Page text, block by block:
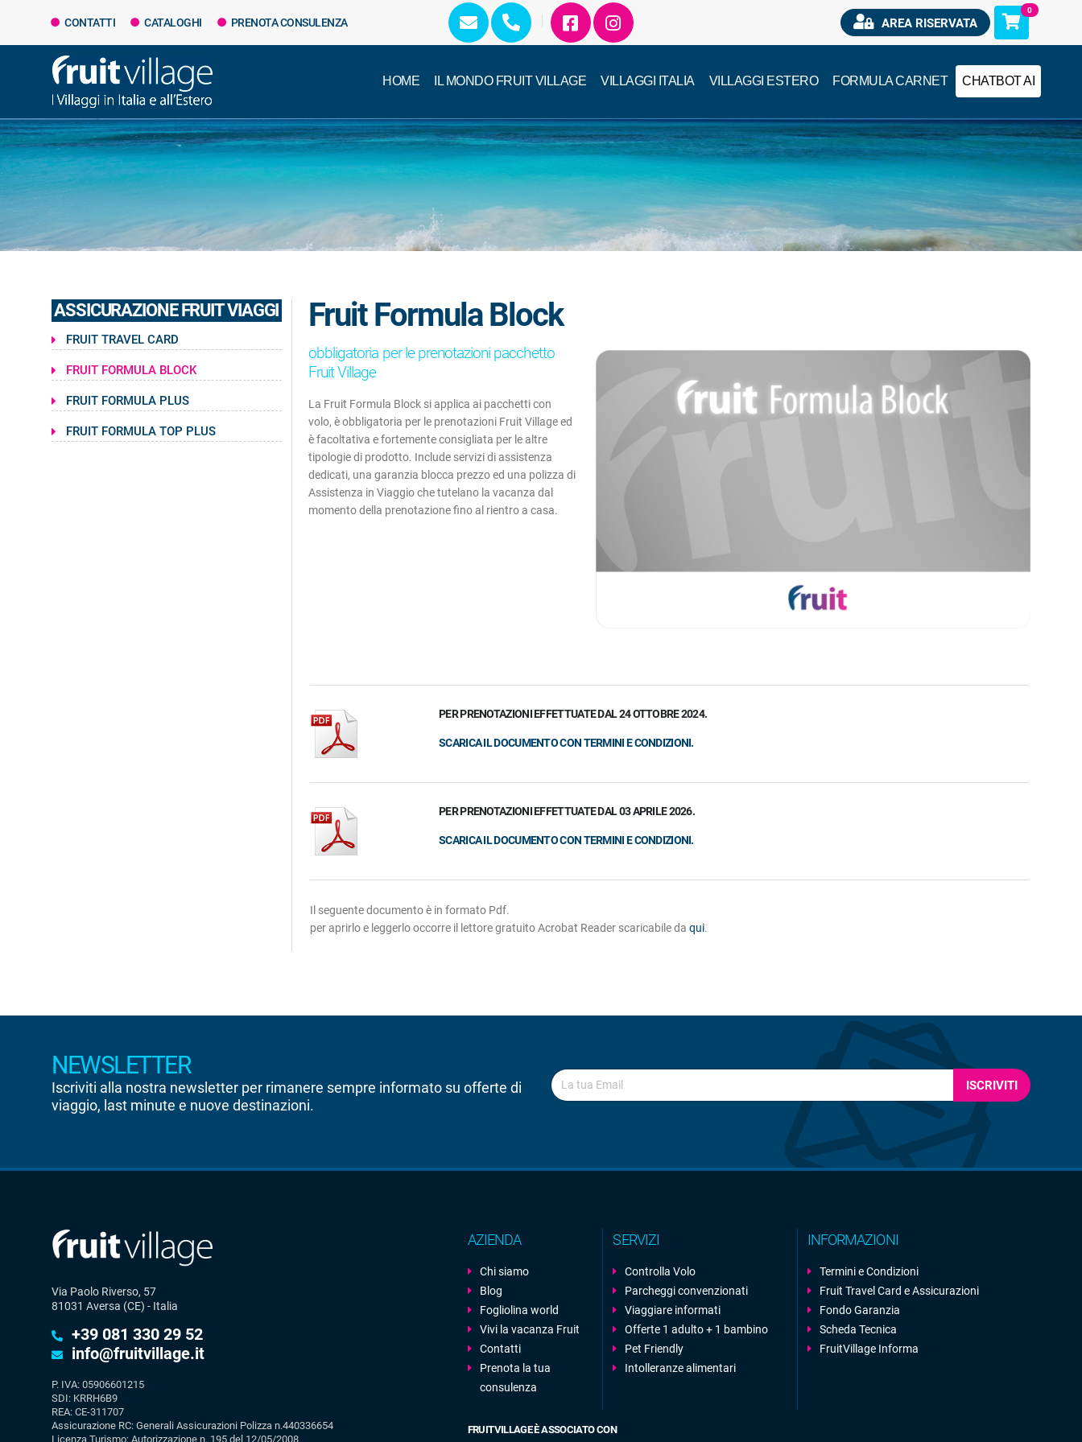
CONTATTI CATALOGHI PRENOTA CONSULENZA AREA RISERVATA
0
HOME IL MONDO FRUIT VILLAGE VILLAGGI ITALIA VILLAGGI ESTERO FORMULA CARNET CHATBOT AI
ASSICURAZIONE FRUIT VIAGGI
FRUIT TRAVEL CARD
FRUIT FORMULA BLOCK
FRUIT FORMULA PLUS
FRUIT FORMULA TOP PLUS
Fruit Formula Block
obbligatoria per le prenotazioni pacchetto
Fruit Village
La Fruit Formula Block si applica ai pacchetti con
volo, è obbligatoria per le prenotazioni Fruit Village ed
è facoltativa e fortemente consigliata per le altre
tipologie di prodotto. Include servizi di assistenza
dedicati, una garanzia blocca prezzo ed una polizza di
Assistenza in Viaggio che tutelano la vacanza dal
momento della prenotazione fino al rientro a casa.
PER PRENOTAZIONI EFFETTUATE DAL 24 OTTOBRE 2024.
SCARICA IL DOCUMENTO CON TERMINI E CONDIZIONI.
PER PRENOTAZIONI EFFETTUATE DAL 03 APRILE 2026.
SCARICA IL DOCUMENTO CON TERMINI E CONDIZIONI.
Il seguente documento è in formato Pdf.
per aprirlo e leggerlo occorre il lettore gratuito Acrobat Reader scaricabile da qui.
NEWSLETTER
Iscriviti alla nostra newsletter per rimanere sempre informato su offerte di
viaggio, last minute e nuove destinazioni.
ISCRIVITI
Via Paolo Riverso, 57
81031 Aversa (CE) - Italia
+39 081 330 29 52
info@fruitvillage.it
P. IVA: 05906601215
SDI: KRRH6B9
REA: CE-311707
Assicurazione RC: Generali Assicurazioni Polizza n.440336654
Licenza Turismo: Autorizzazione n. 195 del 12/05/2008
AZIENDA
Chi siamo
Blog
Fogliolina world
Vivi la vacanza Fruit
Contatti
Prenota la tua
consulenza
SERVIZI
Controlla Volo
Parcheggi convenzionati
Viaggiare informati
Offerte 1 adulto + 1 bambino
Pet Friendly
Intolleranze alimentari
INFORMAZIONI
Termini e Condizioni
Fruit Travel Card e Assicurazioni
Fondo Garanzia
Scheda Tecnica
FruitVillage Informa
FRUITVILLAGE È ASSOCIATO CON